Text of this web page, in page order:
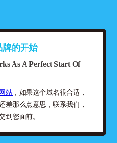
牌的开始
As A Perfect Start Of
网站 ，如果这个域名很合适，
差那么点意思，联系我们，
到您面前。